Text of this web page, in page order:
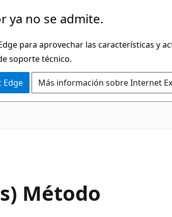
ya no se admite.
para aprovechar las características y
soporte técnico.
Edge Más información sobre Internet
Método